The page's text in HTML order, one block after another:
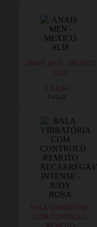
ANAIS MEN - MEXICO
SLIP
€ 12,61
€ 17,20
BALA VIBRATÓRIA
COM CONTROLO